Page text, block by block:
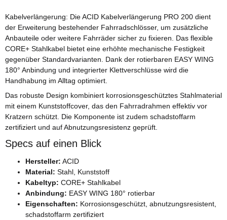
Kabelverlängerung: Die ACID Kabelverlängerung PRO 200 dient
der Erweiterung bestehender Fahrradschlösser, um zusätzliche
Anbauteile oder weitere Fahrräder sicher zu fixieren. Das flexible
CORE+ Stahlkabel bietet eine erhöhte mechanische Festigkeit
gegenüber Standardvarianten. Dank der rotierbaren EASY WING
180° Anbindung und integrierter Klettverschlüsse wird die
Handhabung im Alltag optimiert.
Das robuste Design kombiniert korrosionsgeschütztes Stahlmaterial
mit einem Kunststoffcover, das den Fahrradrahmen effektiv vor
Kratzern schützt. Die Komponente ist zudem schadstoffarm
zertifiziert und auf Abnutzungsresistenz geprüft.
Specs auf einen Blick
Hersteller: ACID
Material: Stahl, Kunststoff
Kabeltyp: CORE+ Stahlkabel
Anbindung: EASY WING 180° rotierbar
Eigenschaften: Korrosionsgeschützt, abnutzungsresistent,
schadstoffarm zertifiziert